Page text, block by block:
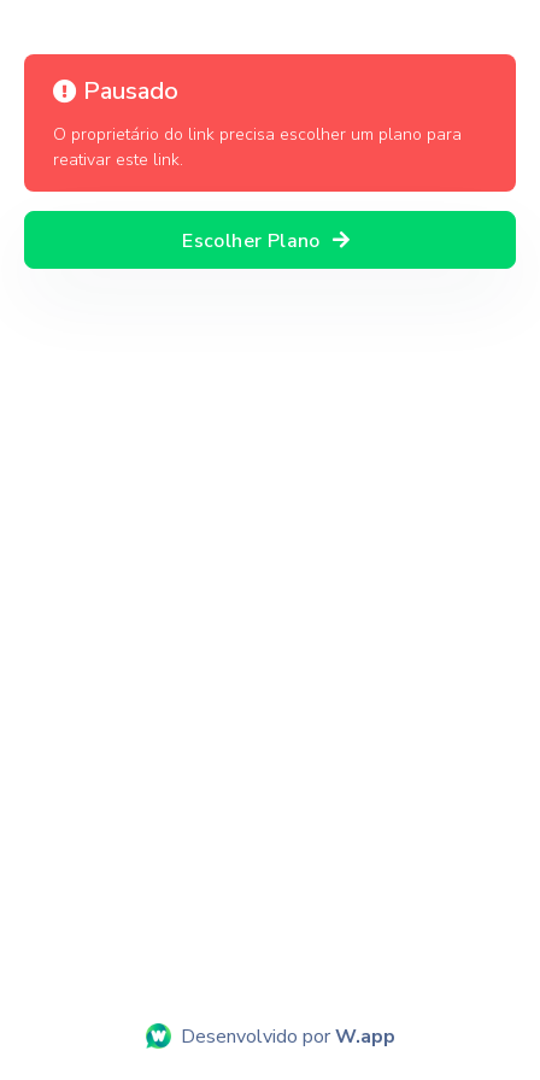
Pausado
O proprietário do link precisa escolher um plano para
reativar este link.
Escolher Plano
Desenvolvido porW.app